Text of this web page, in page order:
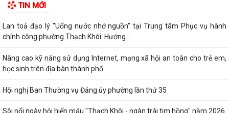
TIN MỚI
Lan toả đạo lý "Uống nước nhớ nguồn" tại Trung tâm Phục vụ hành
chính công phường Thạch Khôi: Hướng...
Nâng cao kỹ năng sử dụng Internet, mạng xã hội an toàn cho trẻ em,
học sinh trên địa bàn thành phố
Hội nghị Ban Thường vụ Đảng ủy phường lần thứ 35
Sôi nổi ngày hội hiến máu "Thạch Khôi - ngàn trái tim hồng" năm 2026